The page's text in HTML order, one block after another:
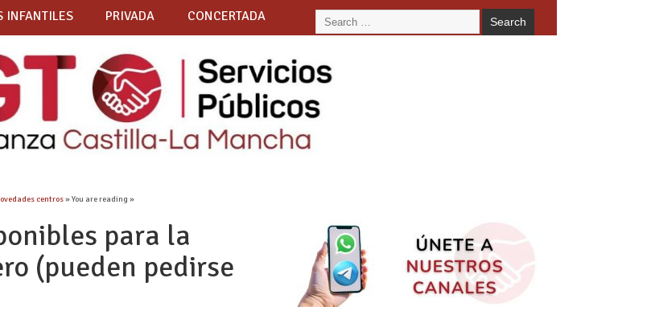
INFANTILES PRIVADA CONCERTADA
centros» You are reading »
para la
(pueden pedirse